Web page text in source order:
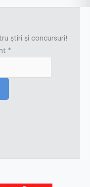
știri și concursuri!
*